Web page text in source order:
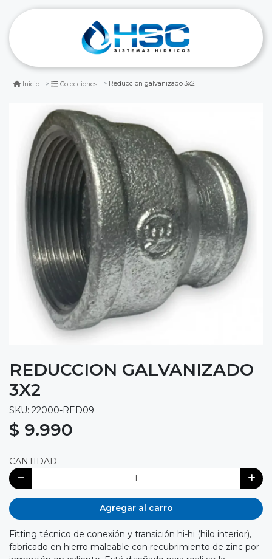
Inicio Colecciones Reduccion galvanizado 3x2
REDUCCION GALVANIZADO
3X2
SKU: 22000-RED09
$ 9.990
CANTIDAD
Agregar al carro
Fitting técnico de conexión y transición hi-hi (hilo interior),
fabricado en hierro maleable con recubrimiento de zinc por